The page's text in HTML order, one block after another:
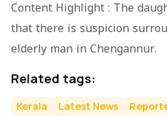
Content Highlight : The
that there is suspicion
elderly man in Chengannur.
Related tags:
Kerala Latest News